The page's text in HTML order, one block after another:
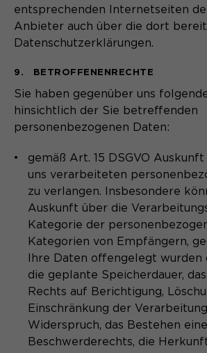
entsprechenden Internetseiten
Anbieter auch über die dort
Datenschutzerklärungen.
9. BETROFFENENRECHTE
Sie haben gegenüber uns
hinsichtlich der Sie betreffenden
personenbezogenen Daten:
gemäß Art. 15 DSGVO
uns verarbeiteten
zu verlangen. Insbesondere
Auskunft über die
Kategorie der
Kategorien von Empfängern,
Ihre Daten offengelegt wurden
die geplante Speicherdauer,
Rechts auf Berichtigung,
Einschränkung der
Widerspruch, das Bestehen
Beschwerderechts, die